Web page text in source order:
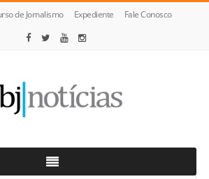
de Jornalismo Expediente Fale Conosco